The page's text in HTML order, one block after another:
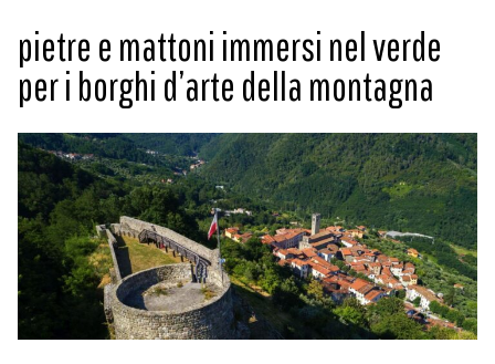
pietre e mattoni immersi nel verde
per i borghi d’arte della montagna